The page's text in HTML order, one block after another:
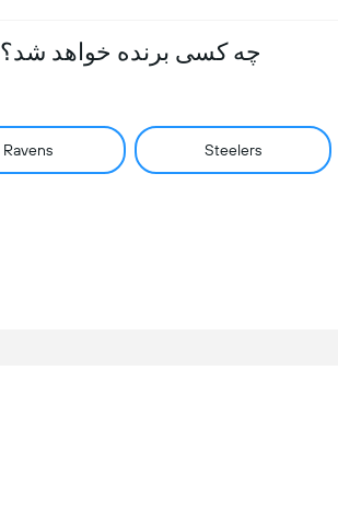
چه کسی برنده خواهد شد؟
Steelers
Ravens